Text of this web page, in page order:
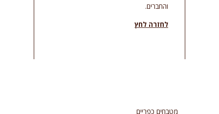
והחברים.
לחזרה לחץ
מטבחים כפריים